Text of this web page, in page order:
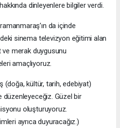
dinleyenlere bilgiler verdi.
da içinde
sinema televizyon eğitimi alan
ve merak duygusunu
amaçlıyoruz.
(doğa, kültür, tarih, edebiyat)
düzenleyeceğiz. Güzel bir
oluşturuyoruz.
ayrıca duyuracağız.)